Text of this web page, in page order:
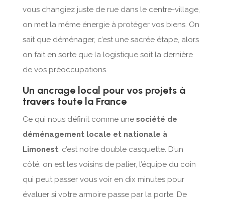
vous changiez juste de rue dans le centre-village,
on met la même énergie à protéger vos biens. On
sait que déménager, c’est une sacrée étape, alors
on fait en sorte que la logistique soit la dernière
de vos préoccupations.
Un ancrage local pour vos projets à
travers toute la France
Ce qui nous définit comme une société de
déménagement locale et nationale à
Limonest, c’est notre double casquette. D’un
côté, on est les voisins de palier, l’équipe du coin
qui peut passer vous voir en dix minutes pour
évaluer si votre armoire passe par la porte. De